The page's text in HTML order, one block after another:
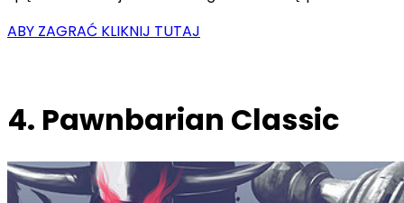
ABY ZAGRAĆ KLIKNIJ TUTAJ
4. Pawnbarian Classic